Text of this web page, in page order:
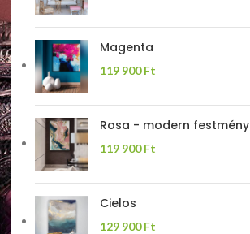
Magenta
119 900Ft
Rosa - modern festmény
119 900Ft
Cielos
129 900Ft